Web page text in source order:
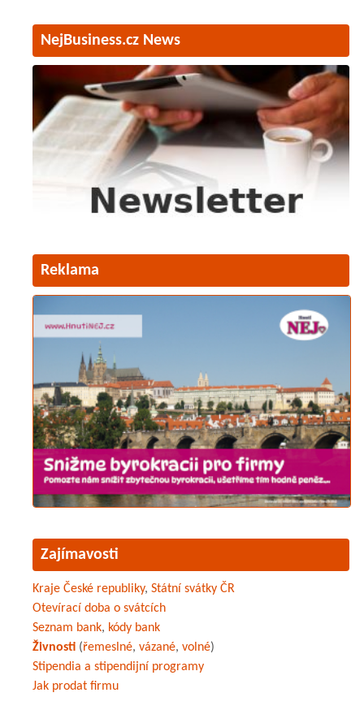
NejBusiness.cz News
Reklama
Zajímavosti
Kraje České republiky, Státní svátky ČR
Otevírací doba o svátcích
Seznam bank, kódy bank
Živnosti (řemeslné, vázané, volné)
Stipendia a stipendijní programy
Jak prodat firmu